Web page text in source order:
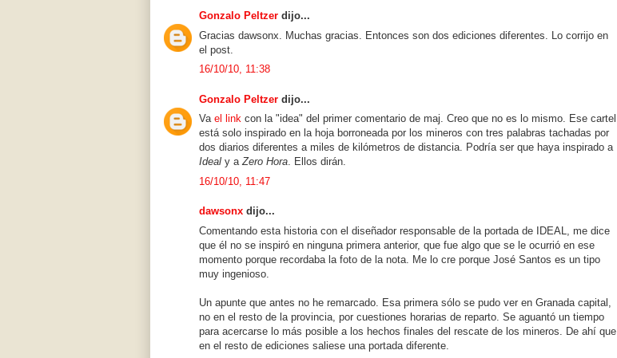
Gonzalo Peltzer dijo...
Gracias dawsonx. Muchas gracias. Entonces son dos ediciones diferentes. Lo corrijo en
el post.
16/10/10, 11:38
Gonzalo Peltzer dijo...
Va el link con la "idea" del primer comentario de maj. Creo que no es lo mismo. Ese cartel
está solo inspirado en la hoja borroneada por los mineros con tres palabras tachadas por
dos diarios diferentes a miles de kilómetros de distancia. Podría ser que haya inspirado a
Ideal y aZero Hora. Ellos dirán.
16/10/10, 11:47
dawsonx dijo...
Comentando esta historia con el diseñador responsable de la portada de IDEAL, me dice
que él no se inspiró en ninguna primera anterior, que fue algo que se le ocurrió en ese
momento porque recordaba la foto de la nota. Me lo cre porque José Santos es un tipo
muy ingenioso.
Un apunte que antes no he remarcado. Esa primera sólo se pudo ver en Granada capital,
no en el resto de la provincia, por cuestiones horarias de reparto. Se aguantó un tiempo
para acercarse lo más posible a los hechos finales del rescate de los mineros. De ahí que
en el resto de ediciones saliese una portada diferente.